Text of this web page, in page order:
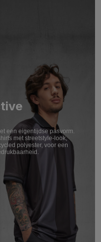
een eigentijdse pasvorm.
met streetstyle-look,
polyester, voor een